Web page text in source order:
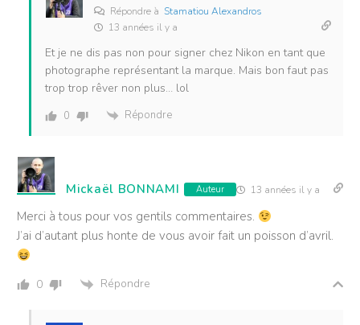
Répondre à Stamatiou Alexandros
13 années il y a
Et je ne dis pas non pour signer chez Nikon en tant que
photographe représentant la marque. Mais bon faut pas
trop trop rêver non plus… lol
0 Répondre
Mickaël BONNAMI Auteur 13 années il y a
Merci à tous pour vos gentils commentaires.
J’ai d’autant plus honte de vous avoir fait un poisson d’avril.
0 Répondre